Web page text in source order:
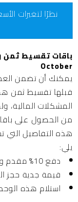
نظرًا لتغيرات
October
يمكنك أن تضمن
قبلها تقسيط ثمن
المشكلات المالية،
من الحصول على
هذه التفاصيل
يلي:
دفع 10% مقدم وتسديد الباقي على 7 سنوات.
قيمة جدية حجز الوحدات
استلام هذه الوحدات